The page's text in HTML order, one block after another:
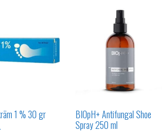
1 % 30 gr
BIOpH+ Antifungal Shoe
Spray 250 ml